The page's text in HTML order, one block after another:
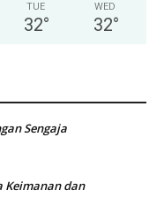
TUE
32°
WED
32°
Sengaja
Keimanan dan